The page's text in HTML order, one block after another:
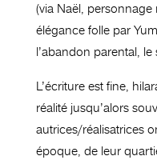
(via Naël,
élégance folle par
l’abandon parental,
L’écriture est fine,
réalité jusqu’alors
autrices/réalisatrices
époque, de leur